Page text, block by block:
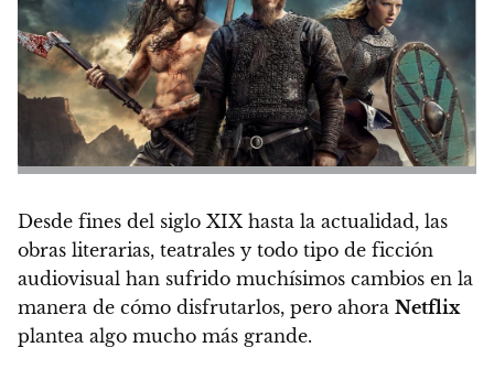
Desde fines del siglo XIX hasta la actualidad, las
obras literarias, teatrales y todo tipo de ficción
audiovisual han sufrido muchísimos cambios en la
manera de cómo disfrutarlos, pero ahora Netflix
plantea algo mucho más grande.